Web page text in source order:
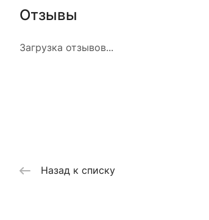
Отзывы
Загрузка отзывов...
Назад к списку